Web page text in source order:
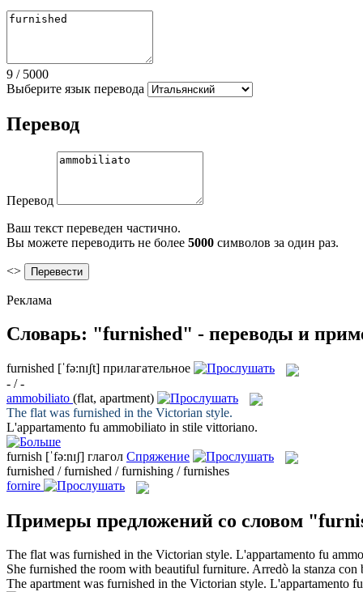
9 / 5000
Выберите язык перевода
Перевод
Перевод
Ваш текст переведен частично.
Вы можете переводить не более 5000 символов за один раз.
<>
Реклама
Словарь: "furnished" - переводы и
furnished [ˈfə:nɪʃt] прилагательное
- / -
ammobiliato (flat, apartment)
The flat was furnished in the Victorian style.
L'appartamento fu ammobiliato in stile vittoriano.
furnish [ˈfə:nɪʃ] глагол Спряжение
furnished / furnished / furnishing / furnishes
fornire
Примеры предложений со словом
The flat was furnished in the Victorian style. L'appartamento fu
She furnished the room with beautiful furniture. Arredò la stanza
The apartment was furnished in the Victorian style. L'appartamento